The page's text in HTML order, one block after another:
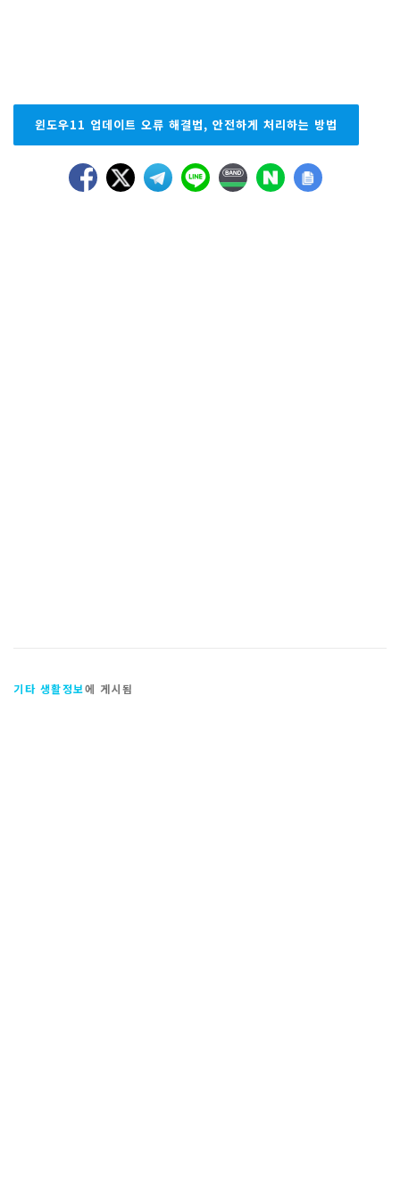
윈도우11 업데이트 오류 해결법, 안전하게 처리하는 방법
기타 생활정보에 게시됨